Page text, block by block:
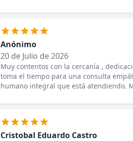
Anónimo
20 de Julio de 2026
Muy contentos con la cercanía ,
toma el tiempo para una consulta
humano integral que está atendiendo.
Cristobal Eduardo Castro